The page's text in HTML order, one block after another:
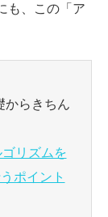
も、この「ア
からきちん
リズムを
ポイント